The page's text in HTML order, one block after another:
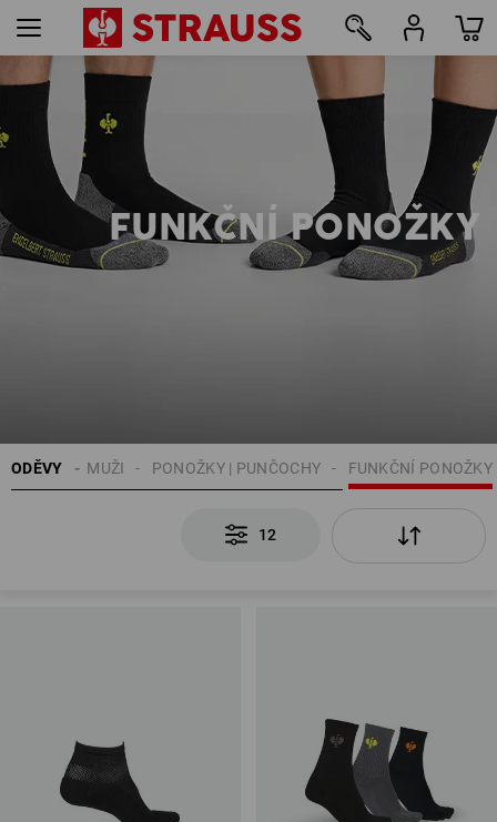
FUNKČNÍ PONOŽKY
ODĚVY FUNKČNÍ PONOŽKY
PONOŽKY | PUNČOCHY
MUŽI
12